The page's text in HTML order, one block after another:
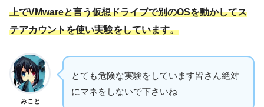
上でVMwareと言う仮想ドライブで別のOSを動かしてス
テアカウントを使い実験をしています。
みこと
とても危険な実験をしています皆さん絶対
にマネをしないで下さいね